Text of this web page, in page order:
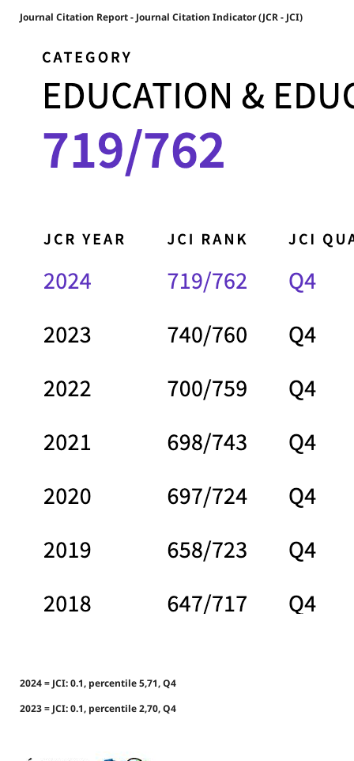
Journal Citation Report - Journal Citation Indicator (JCR - JCI)
2024 = JCI: 0.1, percentile 5,71, Q4
2023 = JCI: 0.1, percentile 2,70, Q4